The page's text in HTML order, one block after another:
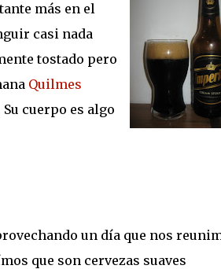
más en el
casi nada
tostado pero
Quilmes
cuerpo es algo
un día que nos
que son cervezas suaves